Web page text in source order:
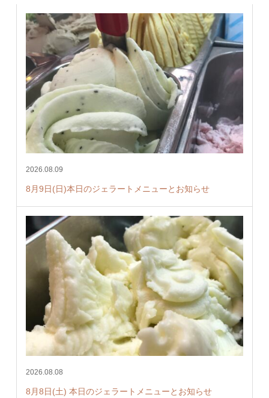
2026.08.09
8月9日(日)本日のジェラートメニューとお知らせ
2026.08.08
8月8日(土) 本日のジェラートメニューとお知らせ